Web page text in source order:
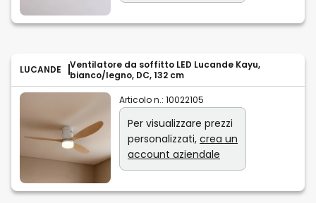
LUCANDE
Ventilatore da soffitto LED Lucande Kayu,
bianco/legno, DC, 132 cm
Articolo n.: 10022105
Per visualizzare prezzi
personalizzati, crea un
account aziendale